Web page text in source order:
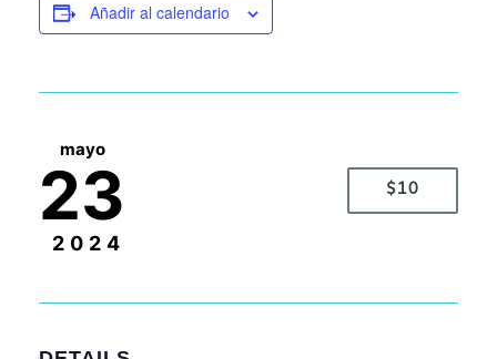
Añadir al calendario
mayo
23
2024
$10